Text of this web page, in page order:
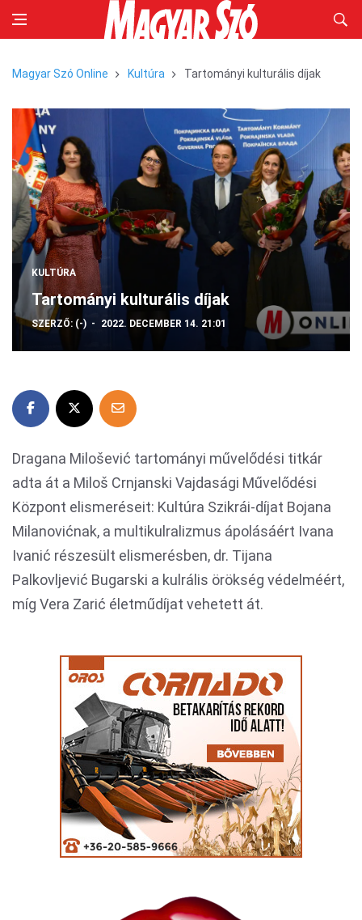
Magyar Szó Online Kultúra Tartományi kulturális díjak
KULTÚRA
Tartományi kulturális díjak
SZERZŐ: (-) 2022. DECEMBER 14. 21:01
Dragana Milošević tartományi művelődési titkár
adta át a Miloš Crnjanski Vajdasági Művelődési
Központ elismeréseit: Kultúra Szikrái-díjat Bojana
Milanovićnak, a multikulralizmus ápolásáért Ivana
Ivanić részesült elismerésben, dr. Tijana
Palkovljević Bugarski a kulrális örökség védelméért,
míg Vera Zarić életműdíjat vehetett át.